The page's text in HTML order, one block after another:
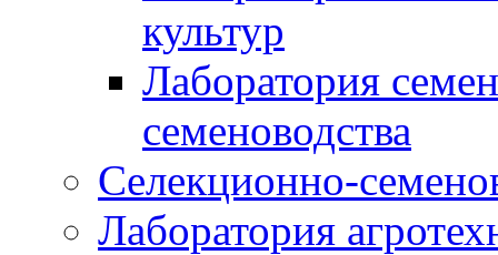
культур
Лаборатория
семеноводства
Селекционно-
Лаборатория